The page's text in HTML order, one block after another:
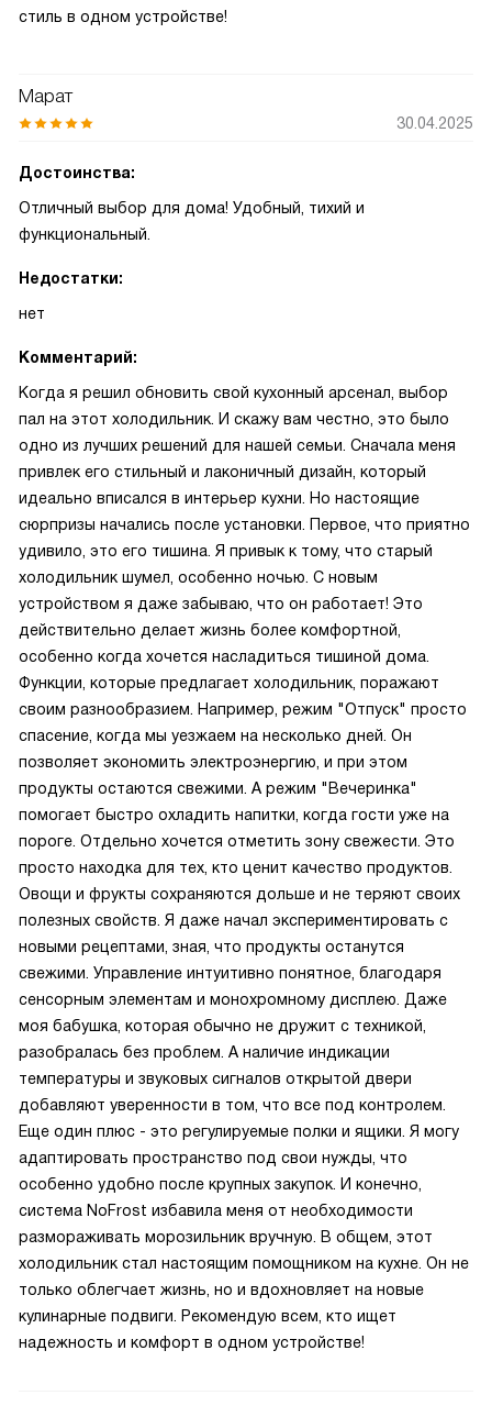
стиль в одном устройстве!
Марат
30.04.2025
Достоинства:
Отличный выбор для дома! Удобный, тихий и
функциональный.
Недостатки:
нет
Комментарий:
Когда я решил обновить свой кухонный арсенал, выбор
пал на этот холодильник. И скажу вам честно, это было
одно из лучших решений для нашей семьи. Сначала меня
привлек его стильный и лаконичный дизайн, который
идеально вписался в интерьер кухни. Но настоящие
сюрпризы начались после установки. Первое, что приятно
удивило, это его тишина. Я привык к тому, что старый
холодильник шумел, особенно ночью. С новым
устройством я даже забываю, что он работает! Это
действительно делает жизнь более комфортной,
особенно когда хочется насладиться тишиной дома.
Функции, которые предлагает холодильник, поражают
своим разнообразием. Например, режим "Отпуск" просто
спасение, когда мы уезжаем на несколько дней. Он
позволяет экономить электроэнергию, и при этом
продукты остаются свежими. А режим "Вечеринка"
помогает быстро охладить напитки, когда гости уже на
пороге. Отдельно хочется отметить зону свежести. Это
просто находка для тех, кто ценит качество продуктов.
Овощи и фрукты сохраняются дольше и не теряют своих
полезных свойств. Я даже начал экспериментировать с
новыми рецептами, зная, что продукты останутся
свежими. Управление интуитивно понятное, благодаря
сенсорным элементам и монохромному дисплею. Даже
моя бабушка, которая обычно не дружит с техникой,
разобралась без проблем. А наличие индикации
температуры и звуковых сигналов открытой двери
добавляют уверенности в том, что все под контролем.
Еще один плюс - это регулируемые полки и ящики. Я могу
адаптировать пространство под свои нужды, что
особенно удобно после крупных закупок. И конечно,
система NoFrost избавила меня от необходимости
размораживать морозильник вручную. В общем, этот
холодильник стал настоящим помощником на кухне. Он не
только облегчает жизнь, но и вдохновляет на новые
кулинарные подвиги. Рекомендую всем, кто ищет
надежность и комфорт в одном устройстве!